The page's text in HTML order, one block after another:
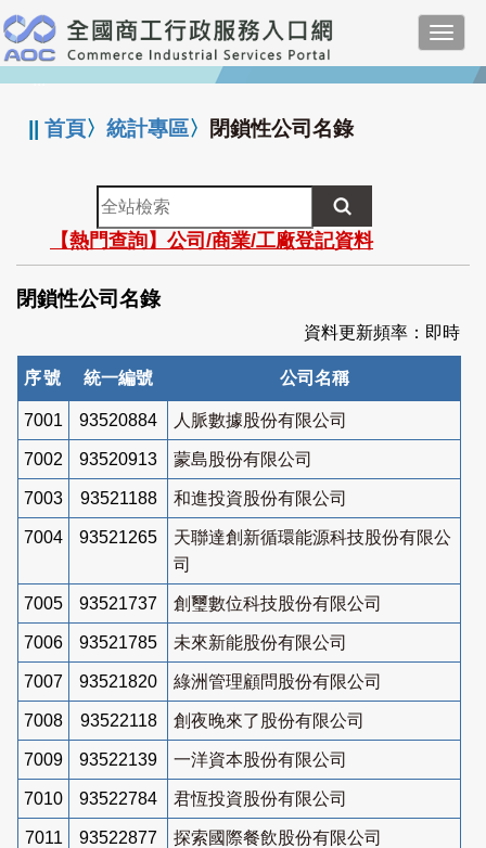
跳
到
主
要
:::
||首頁〉統計專區〉 閉鎖性公司名錄
全
站
檢
索
【熱門查詢】公司/商業/工廠登記資料
閉鎖性公司名錄
資料更新頻率：即時
序號 統一編號 公司名稱
7001 93520884 人脈數據股份有限公司
7002 93520913 蒙島股份有限公司
7003 93521188 和進投資股份有限公司
7004 93521265
天聯達創新循環能源科技股份有限公
司
7005 93521737 創璽數位科技股份有限公司
7006 93521785 未來新能股份有限公司
7007 93521820 綠洲管理顧問股份有限公司
7008 93522118 創夜晚來了股份有限公司
7009 93522139 一洋資本股份有限公司
7010 93522784 君恆投資股份有限公司
7011 93522877 探索國際餐飲股份有限公司